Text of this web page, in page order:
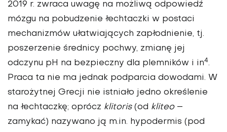
2019 r. zwraca uwagę na możliwą odpowiedź
mózgu na pobudzenie łechtaczki w postaci
mechanizmów ułatwiających zapłodnienie, tj.
poszerzenie średnicy pochwy, zmianę jej
odczynu pH na bezpieczny dla plemników i in4.
Praca ta nie ma jednak podparcia dowodami. W
starożytnej Grecji nie istniało jedno określenie
na łechtaczkę; oprócz klitoris(od kliteo–
zamykać) nazywano ją m.in. hypodermis (pod